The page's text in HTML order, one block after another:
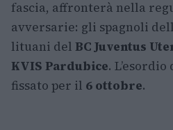
fascia, affronterà nella
avversarie: gli spagnoli
lituani del BC Juventus
KVIS Pardubice.
fissato per il 6 ottobre.